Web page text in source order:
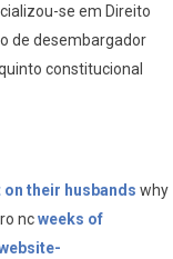
se em Direito
de desembargador
constitucional
on their husbands why
ncweeks of